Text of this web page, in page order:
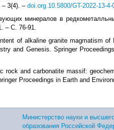
– 3(4). – doi.org.10.5800/GT-2022-13-4-
минералов в
– C. 76-91.
of alkaline granite magmatism
and Genesis. Springer
rock and carbonatite massif:
Proceedings in Earth and
Министерство науки и
образования Российской